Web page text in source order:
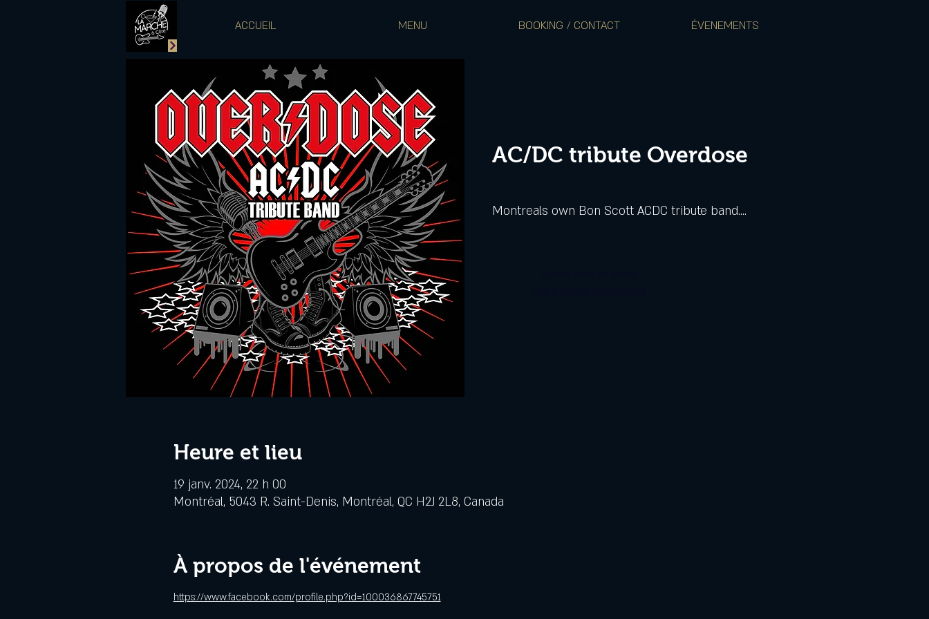
ACCUEIL MENU BOOKING / CONTACT ÉVENEMENTS
AC/DC tribute Overdose
Montreals own Bon Scott ACDC tribute band....
Heure et lieu
19 janv. 2024, 22 h 00
Montréal, 5043 R. Saint-Denis, Montréal, QC H2J 2L8, Canada
À propos de l'événement
https://www.facebook.com/profile.php?id=100036867745751